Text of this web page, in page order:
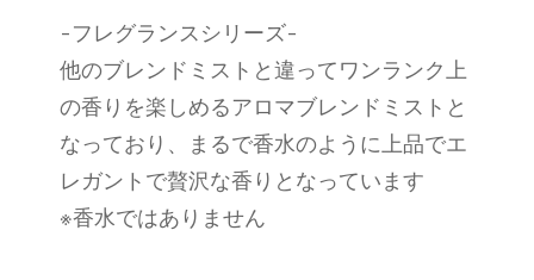
-フレグランスシリーズ-
他のブレンドミストと違ってワンランク上
の香りを楽しめるアロマブレンドミストと
なっており、まるで香水のように上品でエ
レガントで贅沢な香りとなっています
※香水ではありません